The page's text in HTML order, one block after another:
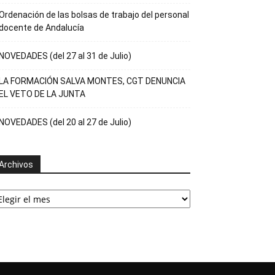
de las bolsas de trabajo del personal
de Andalucía
(del 27 al 31 de Julio)
FORMACIÓN SALVA MONTES, CGT DENUNCIA
VETO DE LA JUNTA
(del 20 al 27 de Julio)